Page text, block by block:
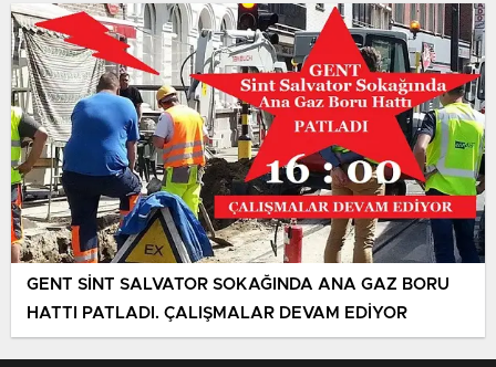
GENT SİNT SALVATOR SOKAĞINDA ANA GAZ BORU
HATTI PATLADI. ÇALIŞMALAR DEVAM EDİYOR